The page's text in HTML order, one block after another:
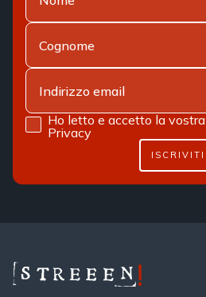
Ho letto e accetto la vostra
Privacy
ISCRIVITI